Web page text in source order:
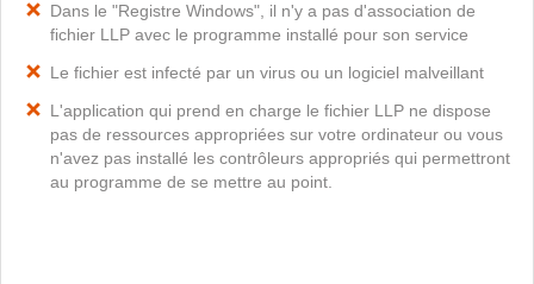
Dans le "Registre Windows", il n'y a pas d'association de
fichier LLP avec le programme installé pour son service
Le fichier est infecté par un virus ou un logiciel malveillant
L'application qui prend en charge le fichier LLP ne dispose
pas de ressources appropriées sur votre ordinateur ou vous
n'avez pas installé les contrôleurs appropriés qui permettront
au programme de se mettre au point.